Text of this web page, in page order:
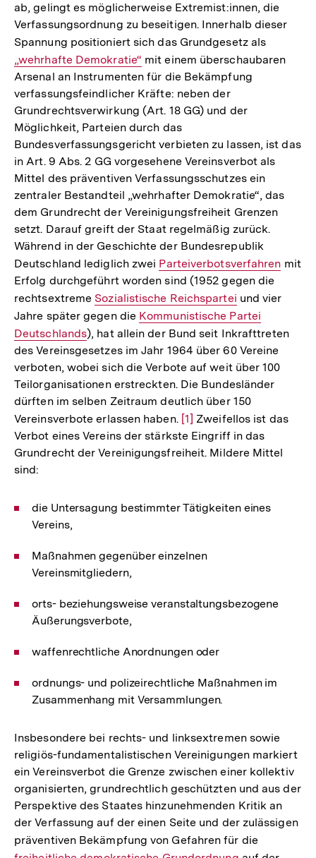
ab, gelingt es möglicherweise Extremist:innen, die
Verfassungsordnung zu beseitigen. Innerhalb dieser
Spannung positioniert sich das Grundgesetz als
Link:
„wehrhafte Demokratie“mit einem überschaubaren
Arsenal an Instrumenten für die Bekämpfung
verfassungsfeindlicher Kräfte: neben der
Grundrechtsverwirkung (Art. 18 GG) und der
Möglichkeit, Parteien durch das
Bundesverfassungsgericht verbieten zu lassen, ist das
in Art. 9 Abs. 2 GG vorgesehene Vereinsverbot als
Mittel des präventiven Verfassungsschutzes ein
zentraler Bestandteil „wehrhafter Demokratie“, das
dem Grundrecht der Vereinigungsfreiheit Grenzen
setzt. Darauf greift der Staat regelmäßig zurück.
Während in der Geschichte der Bundesrepublik
Deutschland lediglich zwei Interner
Link:
Parteiverbotsverfahren mit
Erfolg durchgeführt worden sind (1952 gegen die
rechtsextreme Interner
Link:
Sozialistische Reichspartei und vier
Jahre später gegen die Interner
Link:
Kommunistische Partei
Deutschlands), hat allein der Bund seit Inkrafttreten
des Vereinsgesetzes im Jahr 1964 über 60 Vereine
verboten, wobei sich die Verbote auf weit über 100
Teilorganisationen erstreckten. Die Bundesländer
dürften im selben Zeitraum deutlich über 150
Vereinsverbote erlassen haben. Zur
Auflösung
der
[1] Zweifellos ist das
Verbot eines Vereins der stärkste Eingriff in das
Grundrecht der Vereinigungsfreiheit. Mildere Mittel
sind:
die Untersagung bestimmter Tätigkeiten eines
Vereins,
Maßnahmen gegenüber einzelnen
Vereinsmitgliedern,
orts- beziehungsweise veranstaltungsbezogene
Äußerungsverbote,
waffenrechtliche Anordnungen oder
ordnungs- und polizeirechtliche Maßnahmen im
Zusammenhang mit Versammlungen.
Insbesondere bei rechts- und linksextremen sowie
religiös-fundamentalistischen Vereinigungen markiert
ein Vereinsverbot die Grenze zwischen einer kollektiv
organisierten, grundrechtlich geschützten und aus der
Perspektive des Staates hinzunehmenden Kritik an
der Verfassung auf der einen Seite und der zulässigen
präventiven Bekämpfung von Gefahren für die